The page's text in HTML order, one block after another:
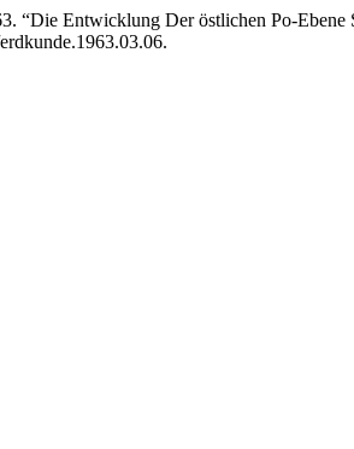
“Die Entwicklung Der östlichen Po-